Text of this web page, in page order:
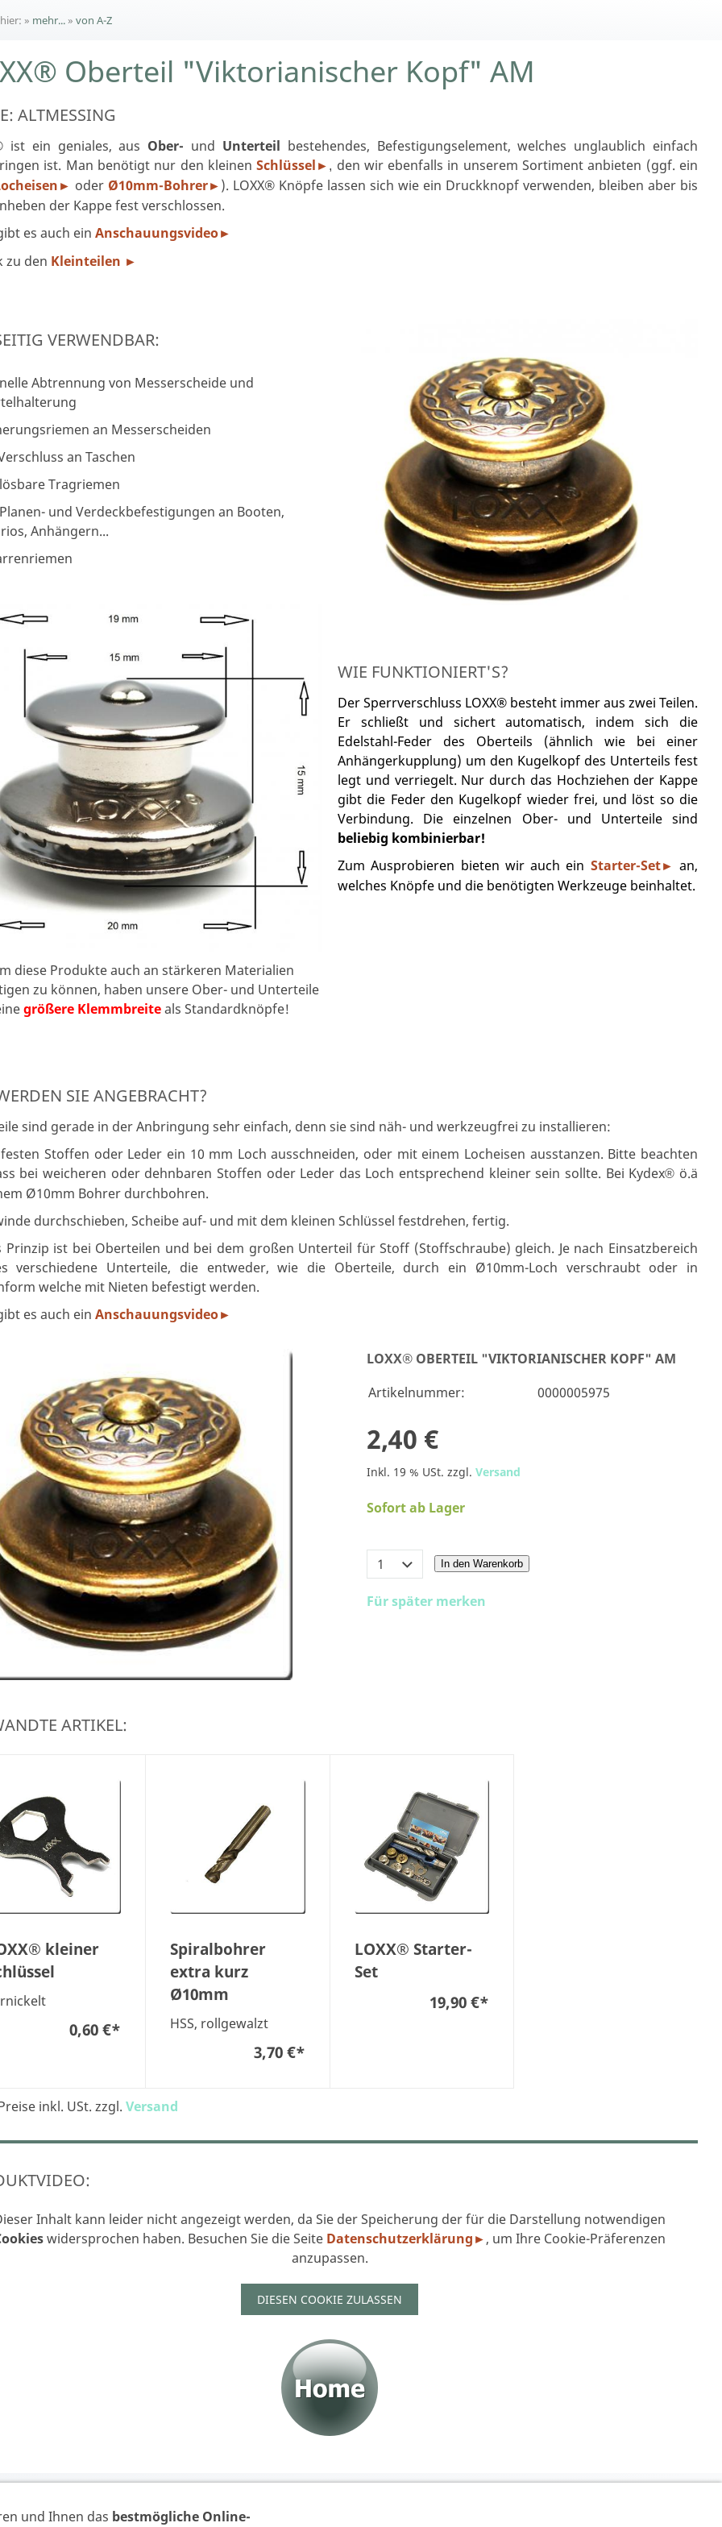
» mehr...» von A-Z
Oberteil "Viktorianischer Kopf" AM
ALTMESSING
ist ein geniales, aus Ober- und Unterteil bestehendes, Befestigungselement, welches unglaublich einfach
ist. Man benötigt nur den kleinenSchlüssel ► , den wir ebenfalls in unserem Sortiment anbieten (ggf. ein
► oder Ø10mm-Bohrer► ). LOXX® Knöpfe lassen sich wie ein Druckknopf verwenden, bleiben aber bis
der Kappe fest verschlossen.
es auch ein Anschauungsvideo►
zu den Kleinteilen ►
VERWENDBAR:
Abtrennung von Messerscheide und
an Messerscheiden
an Taschen
Tragriemen
und Verdeckbefestigungen an Booten,
Anhängern...
diese Produkte auch an stärkeren Materialien
zu können, haben unsere Ober- und Unterteile
größere Klemmbreiteals Standardknöpfe!
WIE FUNKTIONIERT'S?
Der Sperrverschluss LOXX® besteht immer aus zwei Teilen.
Er schließt und sichert automatisch, indem sich die
Edelstahl-Feder des Oberteils (ähnlich wie bei einer
Anhängerkupplung) um den Kugelkopf des Unterteils fest
legt und verriegelt. Nur durch das Hochziehen der Kappe
gibt die Feder den Kugelkopf wieder frei, und löst so die
Verbindung. Die einzelnen Ober- und Unterteile sind
beliebig kombinierbar!
Zum Ausprobieren bieten wir auch ein Starter-Set► an,
welches Knöpfe und die benötigten Werkzeuge beinhaltet.
SIE ANGEBRACHT?
sind gerade in der Anbringung sehr einfach, denn sie sind näh- und werkzeugfrei zu installieren:
Stoffen oder Leder ein 10 mm Loch ausschneiden, oder mit einem Locheisen ausstanzen. Bitte beachten
bei weicheren oder dehnbaren Stoffen oder Leder das Loch entsprechend kleiner sein sollte. Bei Kydex® ö.ä
Ø10mm Bohrer durchbohren.
durchschieben, Scheibe auf- und mit dem kleinen Schlüssel festdrehen, fertig.
Prinzip ist bei Oberteilen und bei dem großen Unterteil für Stoff (Stoffschraube) gleich. Je nach Einsatzbereich
verschiedene Unterteile, die entweder, wie die Oberteile, durch ein Ø10mm-Loch verschraubt oder in
welche mit Nieten befestigt werden.
es auch ein Anschauungsvideo►
LOXX® OBERTEIL "VIKTORIANISCHER KOPF" AM
Artikelnummer:
0000005975
2,40 €
Inkl. 19 % USt. zzgl. Versand
Sofort ab Lager
In den Warenkorb
Für später merken
ARTIKEL:
kleiner
0,60 €*
Spiralbohrer
extra kurz
Ø10mm
HSS, rollgewalzt
3,70 €*
LOXX® Starter-
Set
19,90 €*
inkl. USt. zzgl. Versand
Inhalt kann leider nicht angezeigt werden, da Sie der Speicherung der für die Darstellung notwendigen
widersprochen haben. Besuchen Sie die Seite Datenschutzerklärung►, um Ihre Cookie-Präferenzen
anzupassen.
DIESEN COOKIE ZULASSEN
und Ihnen das bestmögliche Online-